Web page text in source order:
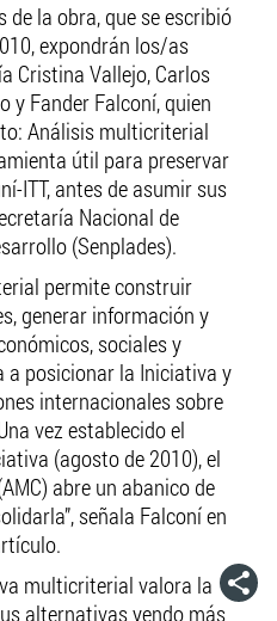
de la obra, que se escribió
expondrán los/as
Cristina Vallejo, Carlos
y Fander Falconí, quien
Análisis multicriterial
útil para preservar
ITT, antes de asumir sus
Nacional de
(Senplades).
permite construir
generar información y
sociales y
a posicionar la Iniciativa y
internacionales sobre
vez establecido el
(agosto de 2010), el
abre un abanico de
señala Falconí en
multicriterial valora la
alternativas yendo más